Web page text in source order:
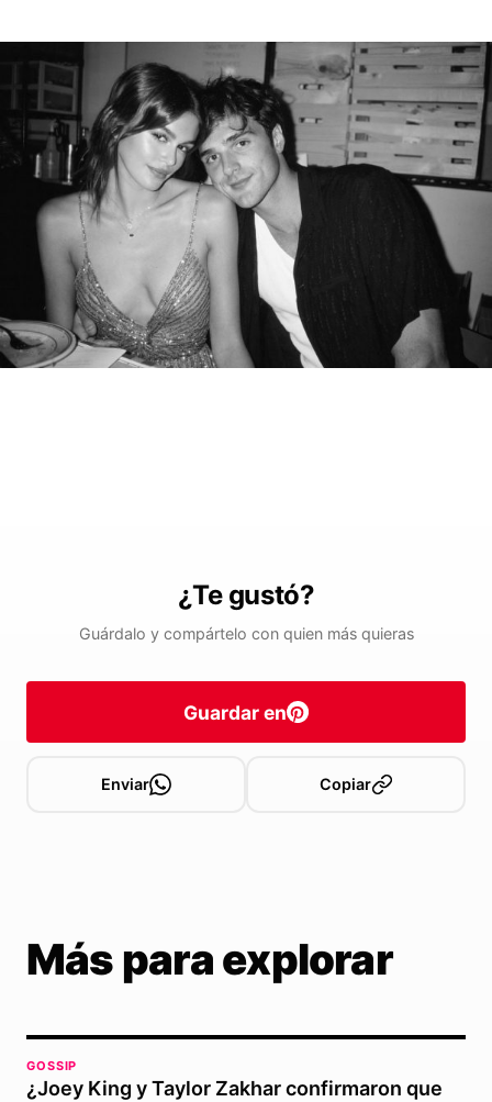
¿Te gustó?
Guárdalo y compártelo con quien más quieras
Guardar en
Enviar Copiar
Más para explorar
GOSSIP
¿Joey King y Taylor Zakhar confirmaron que